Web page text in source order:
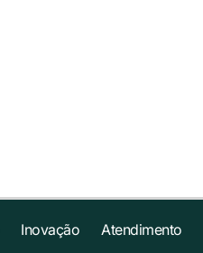
Inovação Atendimento